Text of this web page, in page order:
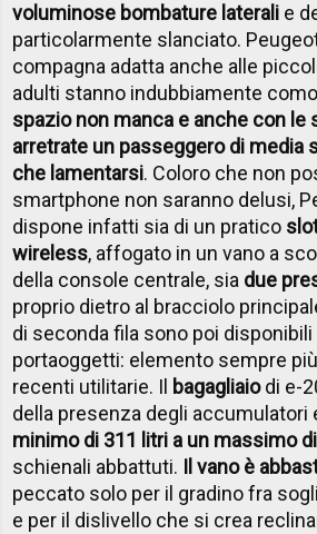
voluminose bombature laterali e
particolarmente slanciato.
compagna adatta anche alle
adulti stanno indubbiamente
spazio non manca e anche con le
arretrate un passeggero di media
che lamentarsi. Coloro che non
smartphone non saranno delusi,
dispone infatti sia di un pratico
wireless, affogato in un vano a
della console centrale, sia due
proprio dietro al bracciolo
di seconda fila sono poi
portaoggetti: elemento sempre
recenti utilitarie. Il bagagliaiodi e-
della presenza degli accumulatori
minimo di 311 litri a un massimo
schienali abbattuti. Il vano è
peccato solo per il gradino fra
e per il dislivello che si crea